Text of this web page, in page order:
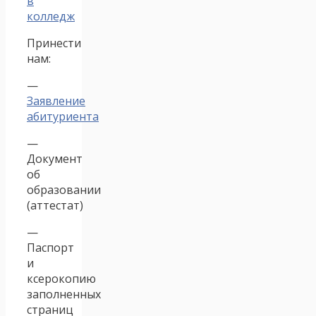
колледж
Принести
нам:
—
Заявление
абитуриента
—
Документ
об
образовании
(аттестат)
—
Паспорт
и
ксерокопию
заполненных
страниц